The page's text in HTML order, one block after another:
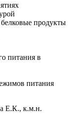
продукты
питания в
питания
Е.К., к.м.н.